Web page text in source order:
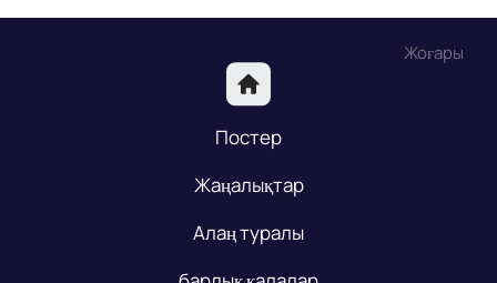
Жоғары
Постер
Жаңалықтар
Алаң туралы